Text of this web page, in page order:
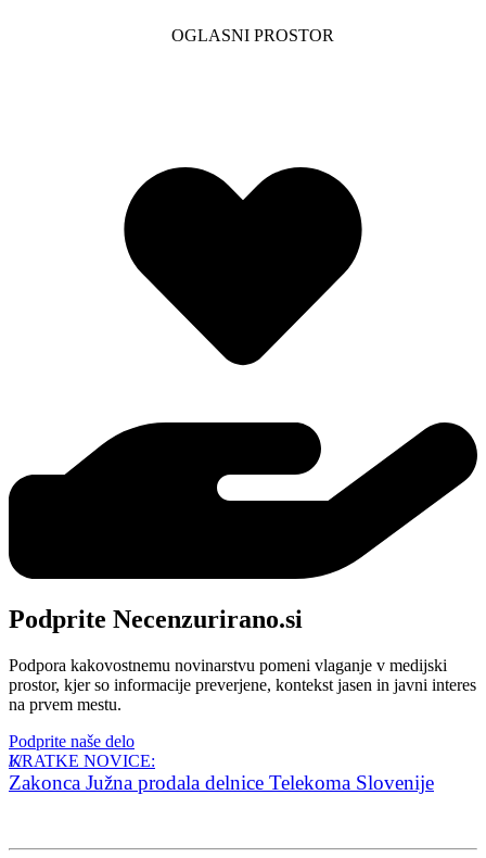
Podprite Necenzurirano.si
Podpora kakovostnemu novinarstvu pomeni vlaganje v medijski
prostor, kjer so informacije preverjene, kontekst jasen in javni interes
na prvem mestu.
Podprite naše delo
KRATKE NOVICE:
Zakonca Južna prodala delnice Telekoma Slovenije